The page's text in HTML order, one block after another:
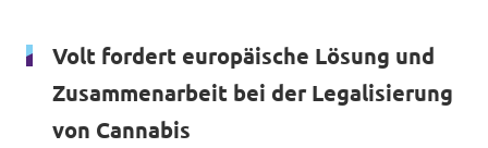
Volt fordert europäische Lösung und
Zusammenarbeit bei der Legalisierung
von Cannabis